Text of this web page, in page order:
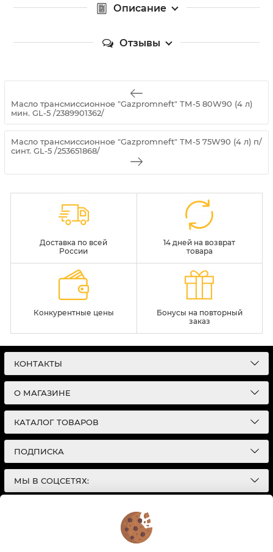
Описание
Отзывы
Масло трансмиссионное "Gazpromneft" ТМ-5 80W90 (4 л)
мин. GL-5 /2389901362/
Масло трансмиссионное "Gazpromneft" ТМ-5 75W90 (4 л) п/
синт. GL-5 /253651868/
Доставка по всей
России
14 дней на возврат
товара
Конкурентные цены
Бонусы на повторный
заказ
КОНТАКТЫ
О МАГАЗИНЕ
КАТАЛОГ ТОВАРОВ
ПОДПИСКА
МЫ В СОЦСЕТЯХ:
Интернет-магазин автотоваров в Екатеринбурге
| Разработка сайтов |
Политика конфиденциальности